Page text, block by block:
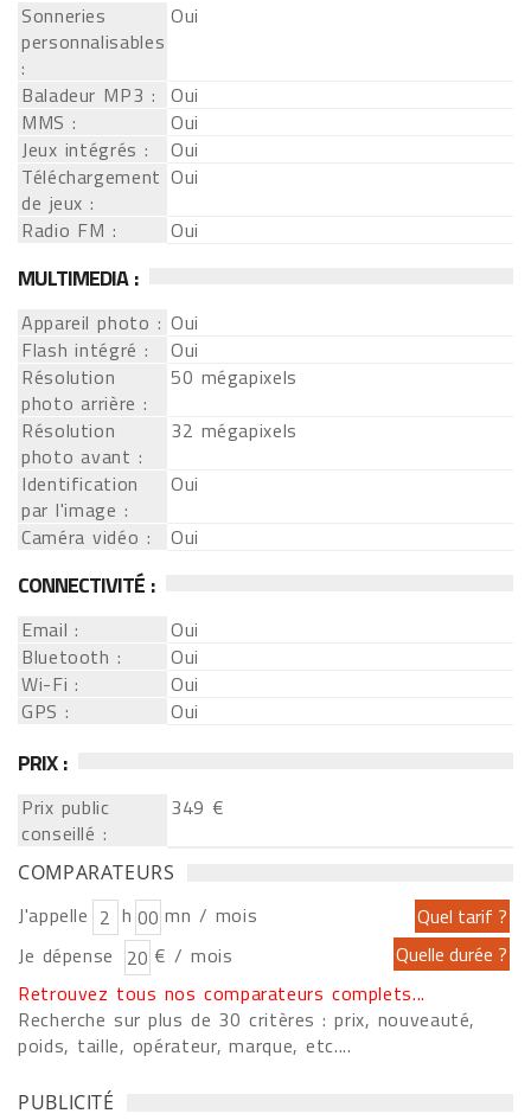
Sonneries
personnalisables
:
Oui
Baladeur MP3 : Oui
MMS :
Oui
Jeux intégrés :
Oui
Téléchargement
de jeux :
Oui
Radio FM :
Oui
MULTIMEDIA :
Appareil photo : Oui
Flash intégré :
Oui
Résolution
photo arrière :
50 mégapixels
Résolution
photo avant :
32 mégapixels
Identification
par l'image :
Oui
Caméra vidéo :
Oui
CONNECTIVITÉ :
Email :
Oui
Bluetooth :
Oui
Wi-Fi :
Oui
GPS :
Oui
PRIX :
Prix public
conseillé :
349 €
COMPARATEURS
J'appelle h
mn / mois
Je dépense
€ / mois
Retrouvez tous nos comparateurs complets...
Recherche sur plus de 30 critères : prix, nouveauté,
poids, taille, opérateur, marque, etc....
PUBLICITÉ